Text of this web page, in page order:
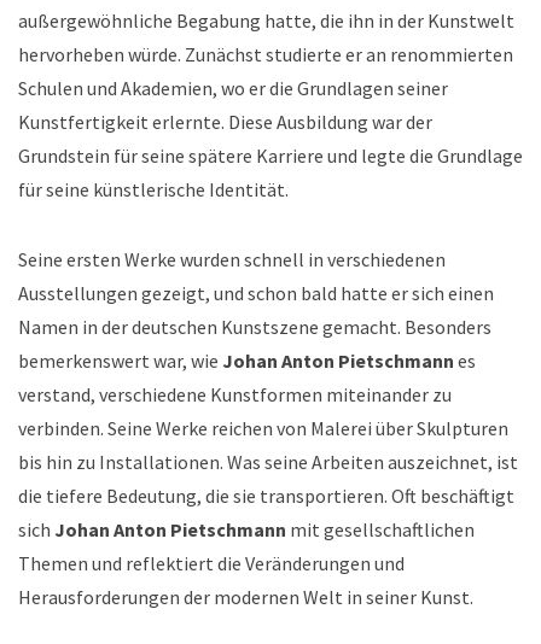
außergewöhnliche Begabung hatte, die ihn in der Kunstwelt
hervorheben würde. Zunächst studierte er an renommierten
Schulen und Akademien, wo er die Grundlagen seiner
Kunstfertigkeit erlernte. Diese Ausbildung war der
Grundstein für seine spätere Karriere und legte die Grundlage
für seine künstlerische Identität.
Seine ersten Werke wurden schnell in verschiedenen
Ausstellungen gezeigt, und schon bald hatte er sich einen
Namen in der deutschen Kunstszene gemacht. Besonders
bemerkenswert war, wie Johan Anton Pietschmann es
verstand, verschiedene Kunstformen miteinander zu
verbinden. Seine Werke reichen von Malerei über Skulpturen
bis hin zu Installationen. Was seine Arbeiten auszeichnet, ist
die tiefere Bedeutung, die sie transportieren. Oft beschäftigt
sich Johan Anton Pietschmann mit gesellschaftlichen
Themen und reflektiert die Veränderungen und
Herausforderungen der modernen Welt in seiner Kunst.